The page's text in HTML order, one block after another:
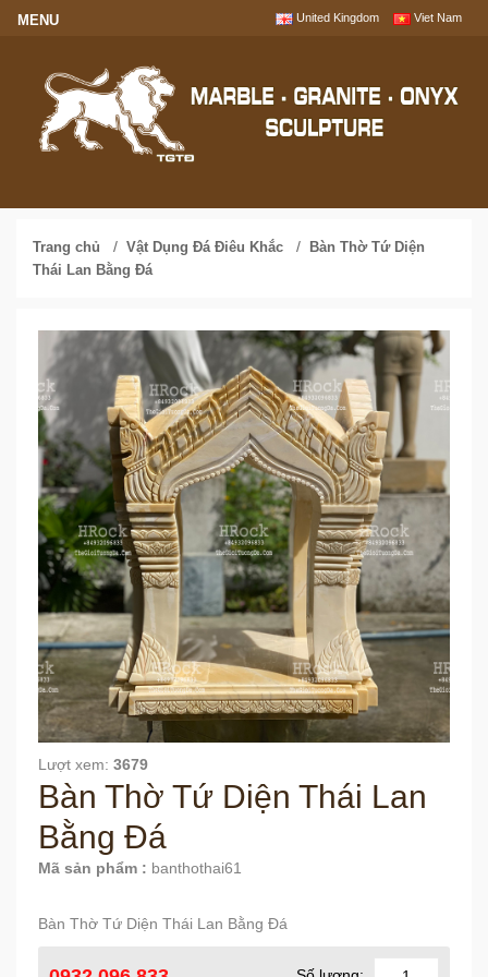
United Kingdom Viet Nam
Trang chủ / Vật Dụng Đá Điêu Khắc /
Bàn Thờ Tứ Diện
Thái Lan Bằng Đá
Lượt xem: 3679
Bàn Thờ Tứ Diện Thái Lan
Bằng Đá
Mã sản phẩm : banthothai61
Bàn Thờ Tứ Diện Thái Lan Bằng Đá